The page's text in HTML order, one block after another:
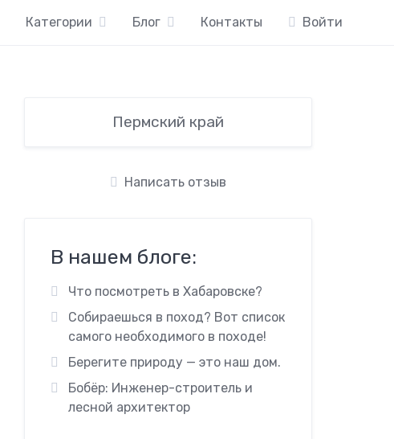
Категории Блог Контакты Войти
Пермский край
Написать отзыв
В нашем блоге:
Что посмотреть в Хабаровске?
Собираешься в поход? Вот список
самого необходимого в походе!
Берегите природу — это наш дом.
Бобёр: Инженер-строитель и
лесной архитектор